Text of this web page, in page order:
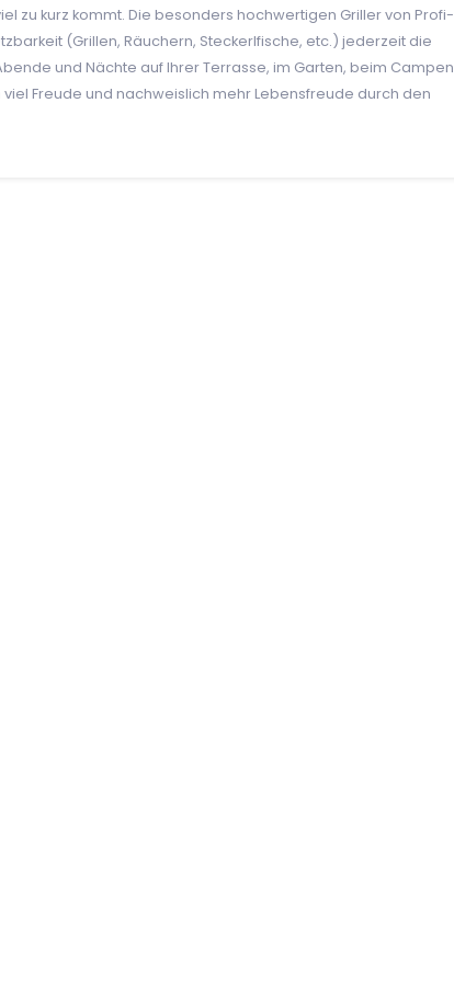
zu kurz kommt. Die besonders hochwertigen Griller von Profi-
(Grillen, Räuchern, Steckerlfische, etc.) jederzeit die
und Nächte auf Ihrer Terrasse, im Garten, beim Campen
Freude und nachweislich mehr Lebensfreude durch den